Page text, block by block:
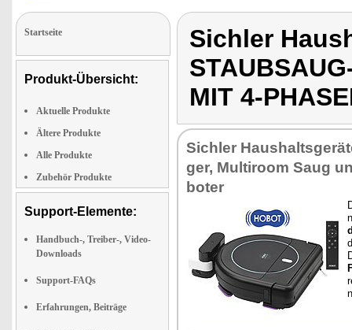
Startseite
Produkt-Übersicht:
Aktuelle Produkte
Ältere Produkte
Alle Produkte
Zubehör Produkte
Support-Elemente:
Handbuch-, Treiber-, Video-
Downloads
Support-FAQs
Erfahrungen, Beiträge
Sichler
MIT 4-
Sich­ler
ger, Mul­ti­room Saug
bo­ter